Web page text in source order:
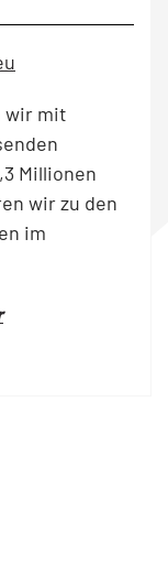
wir mit
Millionen
wir zu den
im